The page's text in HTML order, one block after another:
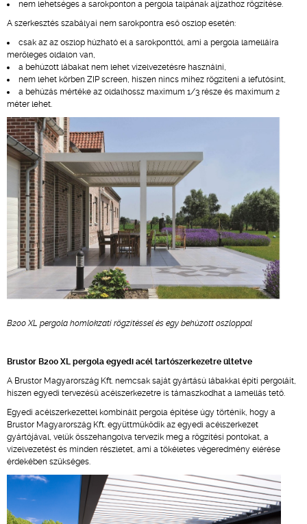
nem lehetséges a sarokponton a pergola talpának aljzathoz rögzítése.
A szerkesztés szabályai nem sarokpontra eső oszlop esetén:
csak az az oszlop húzható el a sarokponttól, ami a pergola lamelláira
merőleges oldalon van,
a behúzott lábakat nem lehet vízelvezetésre használni,
nem lehet körben ZIP screen, hiszen nincs mihez rögzíteni a lefutósínt,
a behúzás mértéke az oldalhossz maximum 1/3 része és maximum 2
méter lehet.
B200 XL pergola homlokzati rögzítéssel és egy behúzott oszloppal
Brustor B200 XL pergola egyedi acél tartószerkezetre ültetve
A Brustor Magyarország Kft. nemcsak saját gyártású lábakkal építi pergoláit,
hiszen egyedi tervezésű acélszerkezetre is támaszkodhat a lamellás tető.
Egyedi acélszerkezettel kombinált pergola építése úgy történik, hogy a
Brustor Magyarország Kft. együttműködik az egyedi acélszerkezet
gyártójával, velük összehangolva tervezik meg a rögzítési pontokat, a
vízelvezetést és minden részletet, ami a tökéletes végeredmény elérése
érdekében szükséges.